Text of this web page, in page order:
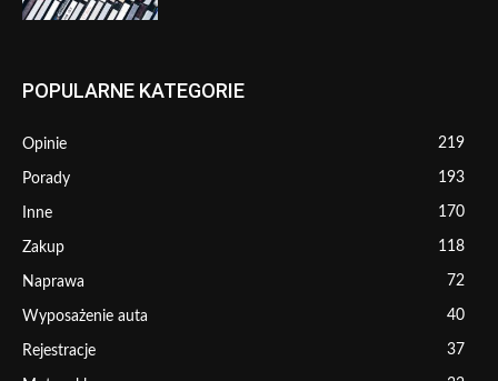
POPULARNE KATEGORIE
Opinie 219
Porady 193
Inne 170
Zakup 118
Naprawa 72
Wyposażenie auta 40
Rejestracje 37